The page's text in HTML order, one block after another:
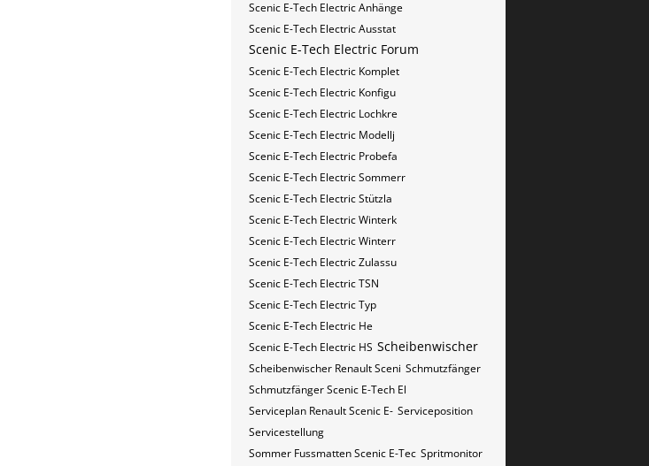
Scenic E-Tech Electric Anhänge
Scenic E-Tech Electric Ausstat
Scenic E-Tech Electric Forum
Scenic E-Tech Electric Komplet
Scenic E-Tech Electric Konfigu
Scenic E-Tech Electric Lochkre
Scenic E-Tech Electric Modellj
Scenic E-Tech Electric Probefa
Scenic E-Tech Electric Sommerr
Scenic E-Tech Electric Stützla
Scenic E-Tech Electric Winterk
Scenic E-Tech Electric Winterr
Scenic E-Tech Electric Zulassu
Scenic E-Tech Electric​​​​ TSN
Scenic E-Tech Electric​​​​ Typ
Scenic E-Tech Electric​​​​​ He
Scenic E-Tech Electric​​​​​ HS Scheibenwischer
Scheibenwischer Renault​ Sceni Schmutzfänger
Schmutzfänger Scenic E-Tech El
Serviceplan Renault Scenic E- Serviceposition
Servicestellung
Sommer Fussmatten Scenic E-Tec Spritmonitor